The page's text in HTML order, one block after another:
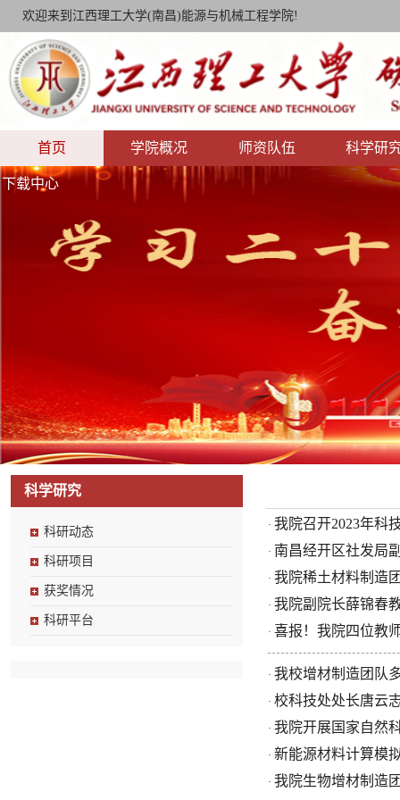
欢迎来到江西理工大学(南昌)能源与机械工程学院!
首页 学院概况 师资队伍 科学研
下载中心
科学研究
科研动态
科研项目
获奖情况
科研平台
· 我院召开2023年科
· 南昌经开区社发局
· 我院稀土材料制造
· 我院副院长薛锦春
· 喜报！我院四位教
· 我校增材制造团队
· 校科技处处长唐云
· 我院开展国家自然
· 新能源材料计算模
· 我院生物增材制造